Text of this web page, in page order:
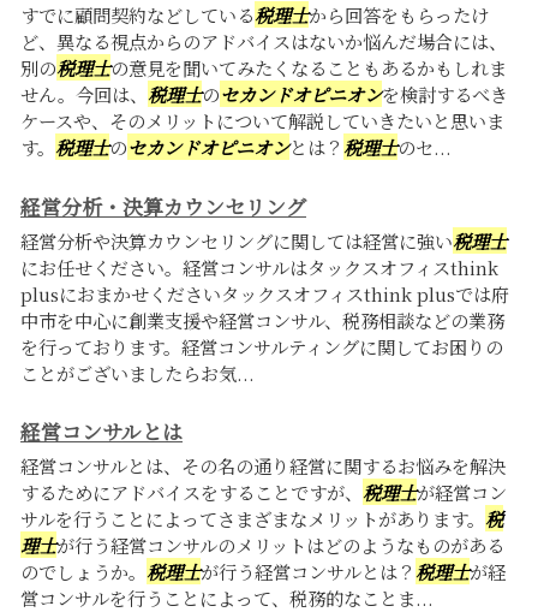
すでに顧問契約などしている税理士から回答をもらったけ
ど、異なる視点からのアドバイスはないか悩んだ場合には、
別の税理士の意見を聞いてみたくなることもあるかもしれま
せん。今回は、 税理士のセカンドオピニオンを検討するべき
ケースや、そのメリットについて解説していきたいと思いま
す。 税理士のセカンドオピニオンとは？税理士のセ...
経営分析・決算カウンセリング
経営分析や決算カウンセリングに関しては経営に強い税理士
にお任せください。経営コンサルはタックスオフィスthink
plusにおまかせくださいタックスオフィスthink plusでは府
中市を中心に創業支援や経営コンサル、税務相談などの業務
を行っております。経営コンサルティングに関してお困りの
ことがございましたらお気...
経営コンサルとは
経営コンサルとは、その名の通り経営に関するお悩みを解決
するためにアドバイスをすることですが、 税理士が経営コン
サルを行うことによってさまざまなメリットがあります。 税
理士が行う経営コンサルのメリットはどのようなものがある
のでしょうか。 税理士が行う経営コンサルとは？税理士が経
営コンサルを行うことによって、税務的なことま...